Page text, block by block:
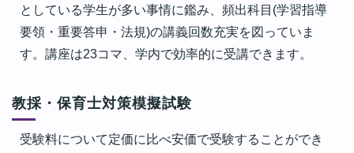
としている学生が多い事情に鑑み、頻出科目(学習指導
要領・重要答申・法規)の講義回数充実を図っていま
す。講座は23コマ、学内で効率的に受講できます。
教採・保育士対策模擬試験
受験料について定価に比べ安価で受験することができ